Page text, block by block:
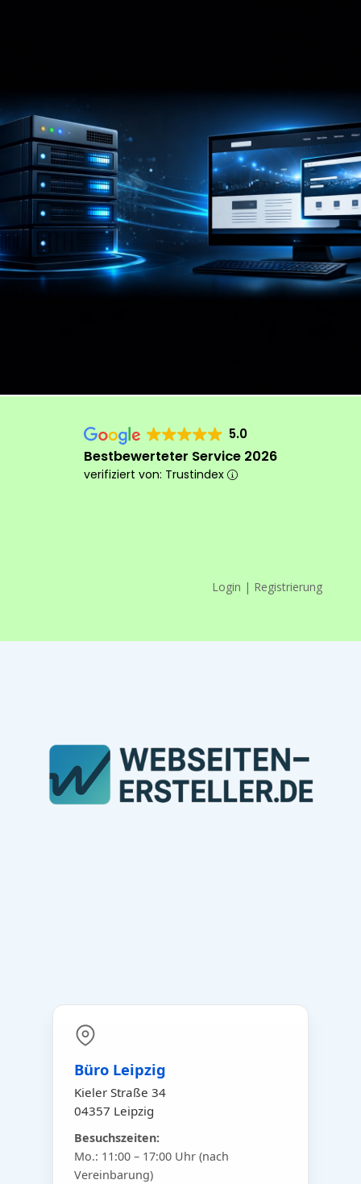
5.0
Bestbewerteter Service 2026
verifiziert von: Trustindex
Login | Registrierung
Büro Leipzig
Kieler Straße 34
04357 Leipzig
Besuchszeiten:
Mo.: 11:00 – 17:00 Uhr (nach
Vereinbarung)